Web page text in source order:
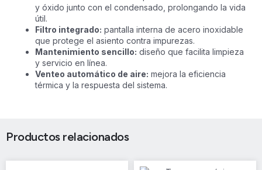
y óxido junto con el condensado, prolongando la vida
útil.
Filtro integrado: pantalla interna de acero inoxidable
que protege el asiento contra impurezas.
Mantenimiento sencillo: diseño que facilita limpieza
y servicio en línea.
Venteo automático de aire: mejora la eficiencia
térmica y la respuesta del sistema.
Productos relacionados